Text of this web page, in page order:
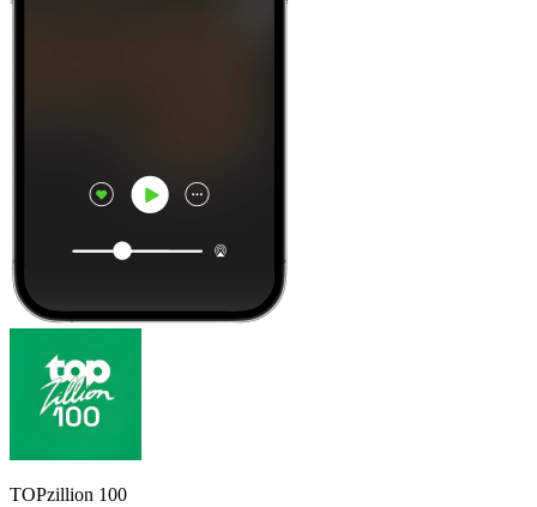
TOPzillion 100